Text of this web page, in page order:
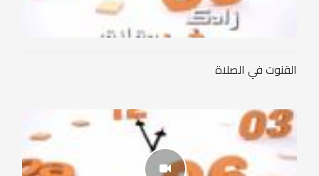
القنوت في الصلاة